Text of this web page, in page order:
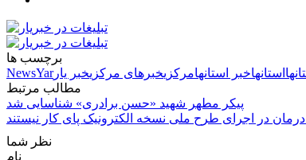
برچسب ها
NewsYar
استانهاخبر استانهامرکزیخبرهای مرکزیخبر یار
مطالب مرتبط
پیکر مطهر شهید «حسن برادری» شناسایی شد
درمان در اجرای طرح ملی نسخه الکترونیک پای کار نیستند
نظر شما
نام